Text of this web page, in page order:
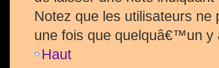
Notez que les utilisateurs
une fois que quelquâ€™un y
Haut